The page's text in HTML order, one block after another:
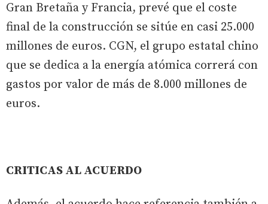
Gran Bretaña y Francia, prevé que el coste
final de la construcción se sitúe en casi 25.000
millones de euros. CGN, el grupo estatal chino
que se dedica a la energía atómica correrá con
gastos por valor de más de 8.000 millones de
euros.
CRITICAS AL ACUERDO